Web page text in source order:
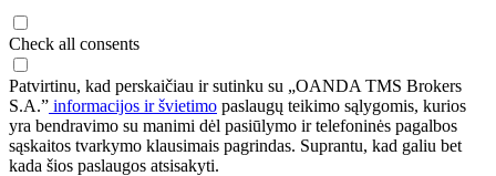
Check all consents
Patvirtinu, kad perskaičiau ir sutinku su „OANDA TMS Brokers
S.A.” informacijos ir švietimo paslaugų teikimo sąlygomis, kurios
yra bendravimo su manimi dėl pasiūlymo ir telefoninės pagalbos
sąskaitos tvarkymo klausimais pagrindas. Suprantu, kad galiu bet
kada šios paslaugos atsisakyti.